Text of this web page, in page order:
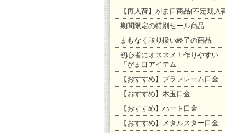
【再入荷】がま口商品(不定期入
期間限定の特別セール商品
まもなく取り扱い終了の商品
初心者にオススメ！作りやすい
「がま口アイテム」
【おすすめ】プラフレーム口金
【おすすめ】木玉口金
【おすすめ】ハート口金
【おすすめ】メタルスター口金